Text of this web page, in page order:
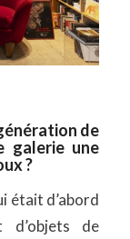
de
galerie une
?
était d’abord
d’objets de